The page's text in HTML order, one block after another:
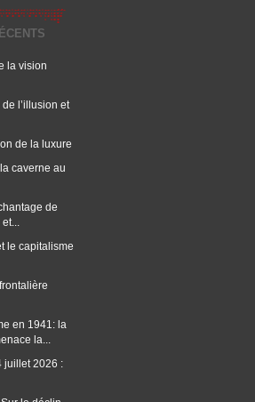
la vision
de l’illusion et
de la luxure
caverne au
de
le capitalisme
en 1941: la
la...
juillet 2026 :